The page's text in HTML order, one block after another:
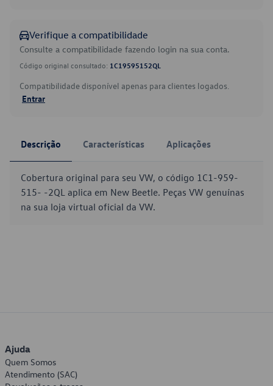
Verifique a compatibilidade
Consulte a compatibilidade fazendo login na sua conta.
Código original consultado: 1C19595152QL
Compatibilidade disponível apenas para clientes logados.
Entrar
Descrição Características Aplicações
Cobertura original para seu VW, o código 1C1-959-
515- -2QL aplica em New Beetle. Peças VW genuínas
na sua loja virtual oficial da VW.
Ajuda
Quem Somos
Atendimento (SAC)